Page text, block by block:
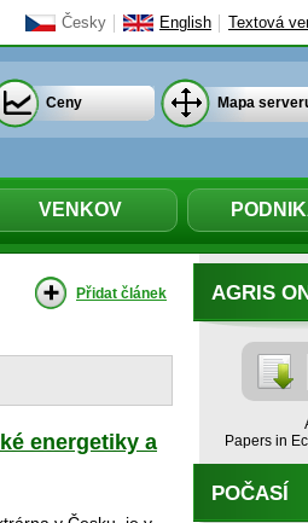
Česky English Textová
VENKOV
Ceny Mapa
Přidat článek
energetiky a
AGRIS
Papers in
POČASÍ